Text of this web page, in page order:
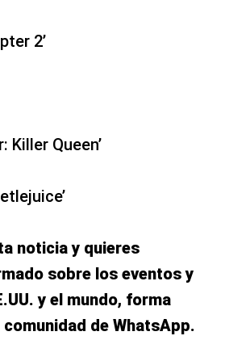
2’
Killer Queen’
noticia y quieres
sobre los eventos y
y el mundo, forma
de WhatsApp.